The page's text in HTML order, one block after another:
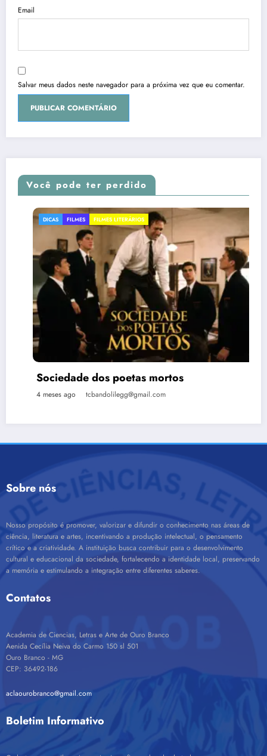
Email
Salvar meus dados neste navegador para a próxima vez que eu comentar.
Você pode ter perdido
FILMES FILMES LITERÁRIOS
Sociedade dos poetas mortos
4 meses ago tcbandolilegg@gmail.com
Sobre nós
Nosso propósito é promover, valorizar e difundir o conhecimento nas áreas de
ciência, literatura e artes, incentivando a produção intelectual, o pensamento
crítico e a criatividade. A instituição busca contribuir para o desenvolvimento
cultural e educacional da sociedade, fortalecendo a identidade local, preservando
a memória e estimulando a integração entre diferentes saberes.
Contatos
Academia de Ciencias, Letras e Arte de Ouro Branco
Aenida Cecília Neiva do Carmo 150 sl 501
Ouro Branco - MG
CEP: 36492-186
aclaourobranco@gmail.com
Boletim Informativo